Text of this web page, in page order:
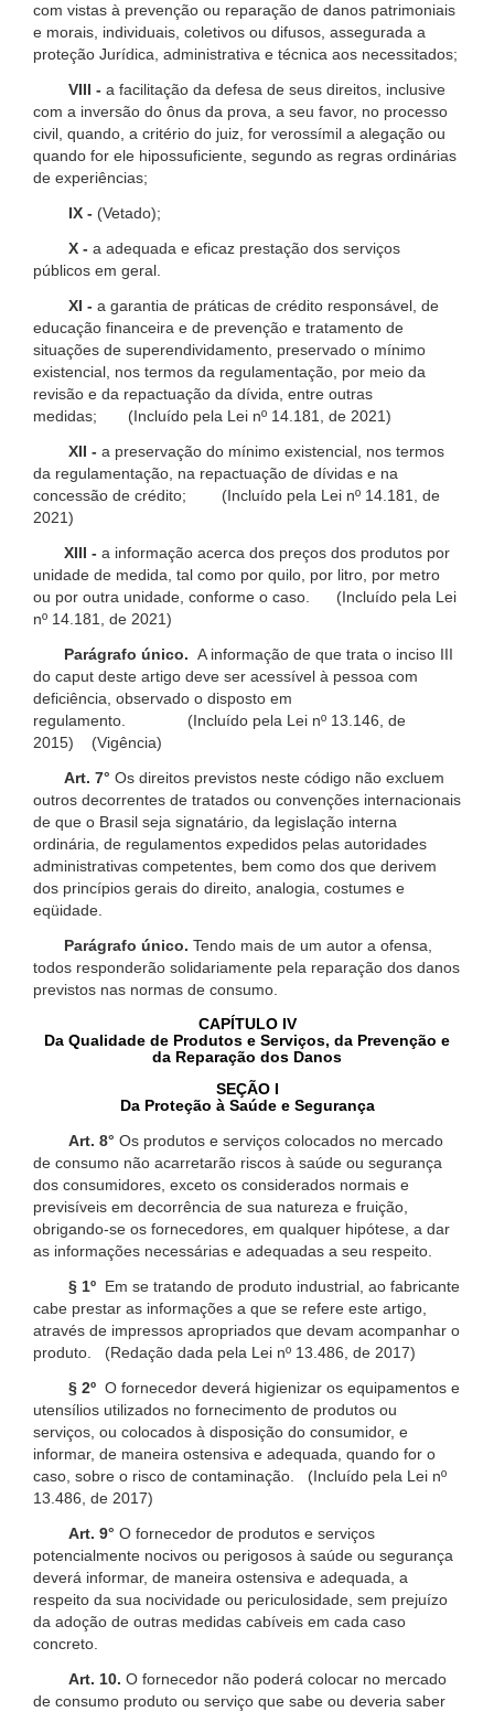
com vistas à prevenção ou reparação de danos patrimoniais
e morais, individuais, coletivos ou difusos, assegurada a
proteção Jurídica, administrativa e técnica aos necessitados;
VIII - a facilitação da defesa de seus direitos, inclusive
com a inversão do ônus da prova, a seu favor, no processo
civil, quando, a critério do juiz, for verossímil a alegação ou
quando for ele hipossuficiente, segundo as regras ordinárias
de experiências;
IX - (Vetado);
X - a adequada e eficaz prestação dos serviços
públicos em geral.
XI - a garantia de práticas de crédito responsável, de
educação financeira e de prevenção e tratamento de
situações de superendividamento, preservado o mínimo
existencial, nos termos da regulamentação, por meio da
revisão e da repactuação da dívida, entre outras
medidas; (Incluído pela Lei nº 14.181, de 2021)
XII - a preservação do mínimo existencial, nos termos
da regulamentação, na repactuação de dívidas e na
concessão de crédito; (Incluído pela Lei nº 14.181, de
2021)
XIII - a informação acerca dos preços dos produtos por
unidade de medida, tal como por quilo, por litro, por metro
ou por outra unidade, conforme o caso. (Incluído pela Lei
nº 14.181, de 2021)
Parágrafo único. A informação de que trata o inciso III
do caput deste artigo deve ser acessível à pessoa com
deficiência, observado o disposto em
regulamento. (Incluído pela Lei nº 13.146, de
2015) (Vigência)
Art. 7° Os direitos previstos neste código não excluem
outros decorrentes de tratados ou convenções internacionais
de que o Brasil seja signatário, da legislação interna
ordinária, de regulamentos expedidos pelas autoridades
administrativas competentes, bem como dos que derivem
dos princípios gerais do direito, analogia, costumes e
eqüidade.
Parágrafo único. Tendo mais de um autor a ofensa,
todos responderão solidariamente pela reparação dos danos
previstos nas normas de consumo.
CAPÍTULO IV
Da Qualidade de Produtos e Serviços, da Prevenção e
da Reparação dos Danos
SEÇÃO I
Da Proteção à Saúde e Segurança
Art. 8° Os produtos e serviços colocados no mercado
de consumo não acarretarão riscos à saúde ou segurança
dos consumidores, exceto os considerados normais e
previsíveis em decorrência de sua natureza e fruição,
obrigando-se os fornecedores, em qualquer hipótese, a dar
as informações necessárias e adequadas a seu respeito.
§ 1º Em se tratando de produto industrial, ao fabricante
cabe prestar as informações a que se refere este artigo,
através de impressos apropriados que devam acompanhar o
produto. (Redação dada pela Lei nº 13.486, de 2017)
§ 2º O fornecedor deverá higienizar os equipamentos e
utensílios utilizados no fornecimento de produtos ou
serviços, ou colocados à disposição do consumidor, e
informar, de maneira ostensiva e adequada, quando for o
caso, sobre o risco de contaminação. (Incluído pela Lei nº
13.486, de 2017)
Art. 9° O fornecedor de produtos e serviços
potencialmente nocivos ou perigosos à saúde ou segurança
deverá informar, de maneira ostensiva e adequada, a
respeito da sua nocividade ou periculosidade, sem prejuízo
da adoção de outras medidas cabíveis em cada caso
concreto.
Art. 10. O fornecedor não poderá colocar no mercado
de consumo produto ou serviço que sabe ou deveria saber